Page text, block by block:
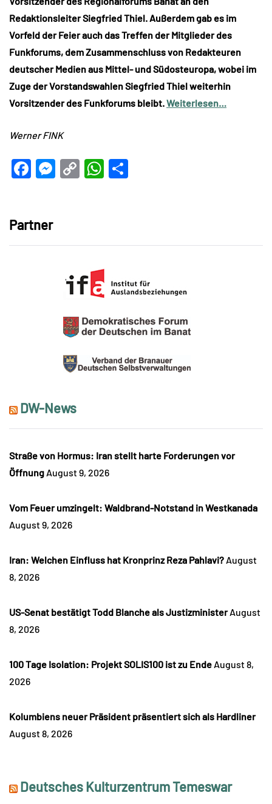
Redaktionsleiter Siegfried Thiel. Außerdem gab es im
Vorfeld der Feier auch das Treffen der Mitglieder des
Funkforums, dem Zusammenschluss von Redakteuren
deutscher Medien aus Mittel- und Südosteuropa, wobei im
Zuge der Vorstandswahlen Siegfried Thiel weiterhin
Vorsitzender des Funkforums bleibt.Weiterlesen…
Werner FINK
Facebook
Messenger
CopyWhatsApp
Partner
DW-News
Straße von Hormus: Iran stellt harte Forderungen vor
Öffnung August 9, 2026
Vom Feuer umzingelt: Waldbrand-Notstand in Westkanada
August 9, 2026
Iran: Welchen Einfluss hat Kronprinz Reza Pahlavi? August
8, 2026
US-Senat bestätigt Todd Blanche als Justizminister August
8, 2026
100 Tage Isolation: Projekt SOLIS100 ist zu Ende August 8,
2026
Kolumbiens neuer Präsident präsentiert sich als Hardliner
August 8, 2026
Deutsches Kulturzentrum Temeswar